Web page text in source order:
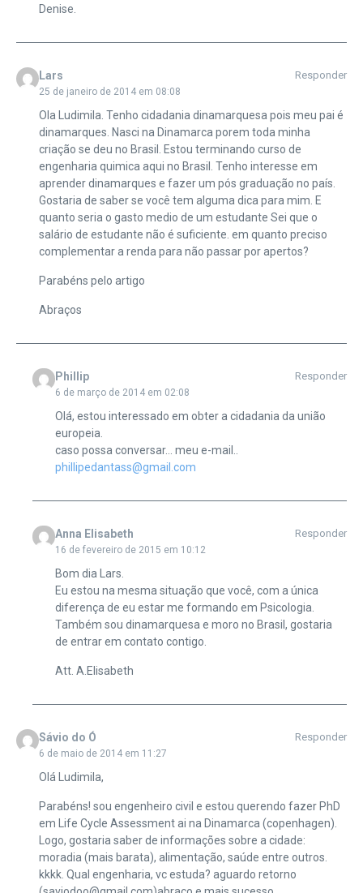
Denise.
Lars
25 de janeiro de 2014 em 08:08
Responder
Ola Ludimila. Tenho cidadania dinamarquesa pois meu pai é
dinamarques. Nasci na Dinamarca porem toda minha
criação se deu no Brasil. Estou terminando curso de
engenharia quimica aqui no Brasil. Tenho interesse em
aprender dinamarques e fazer um pós graduação no país.
Gostaria de saber se você tem alguma dica para mim. E
quanto seria o gasto medio de um estudante Sei que o
salário de estudante não é suficiente. em quanto preciso
complementar a renda para não passar por apertos?
Parabéns pelo artigo
Abraços
Phillip
6 de março de 2014 em 02:08
Responder
Olá, estou interessado em obter a cidadania da união
europeia.
caso possa conversar… meu e-mail..
phillipedantass@gmail.com
Anna Elisabeth
16 de fevereiro de 2015 em 10:12
Responder
Bom dia Lars.
Eu estou na mesma situação que você, com a única
diferença de eu estar me formando em Psicologia.
Também sou dinamarquesa e moro no Brasil, gostaria
de entrar em contato contigo.
Att. A.Elisabeth
Sávio do Ó
6 de maio de 2014 em 11:27
Responder
Olá Ludimila,
Parabéns! sou engenheiro civil e estou querendo fazer PhD
em Life Cycle Assessment ai na Dinamarca (copenhagen).
Logo, gostaria saber de informações sobre a cidade:
moradia (mais barata), alimentação, saúde entre outros.
kkkk. Qual engenharia, vc estuda? aguardo retorno